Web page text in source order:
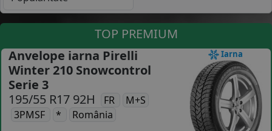
B2B - COLABORARE COMPANII
CONTACT
TOP PREMIUM
Iarna
Anvelope iarna Pirelli
Winter 210 Snowcontrol
Serie 3
195/55 R17 92H
FR
M+S
3PMSF
*
România